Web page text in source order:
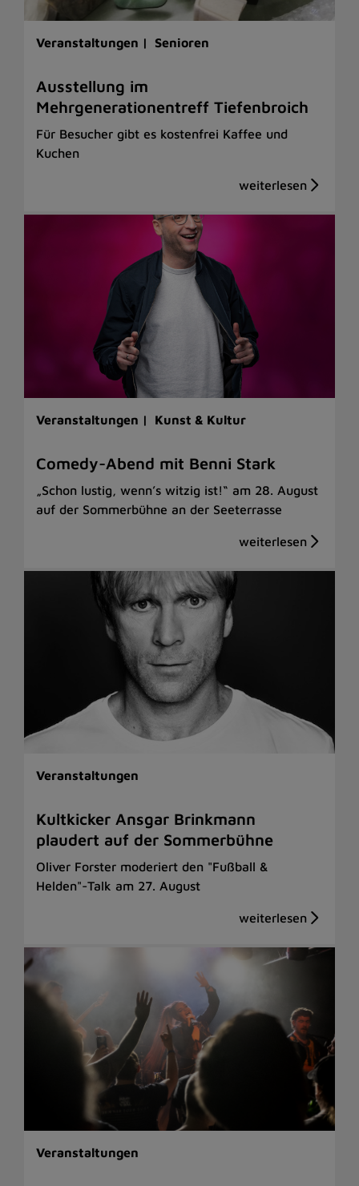
Veranstaltungen | Senioren
Ausstellung im
Mehrgenerationentreff Tiefenbroich
Für Besucher gibt es kostenfrei Kaffee und
Kuchen
Veranstaltungen | Kunst & Kultur
Comedy-Abend mit Benni Stark
„Schon lustig, wenn’s witzig ist!“ am 28. August
auf der Sommerbühne an der Seeterrasse
Veranstaltungen
Kultkicker Ansgar Brinkmann
plaudert auf der Sommerbühne
Oliver Forster moderiert den "Fußball &
Helden"-Talk am 27. August
Veranstaltungen